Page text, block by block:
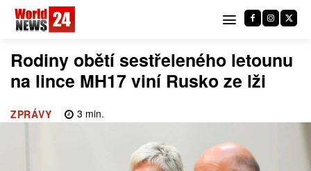
Rodiny obětí sestřeleného letounu
na lince MH17 viní Rusko ze lži
ZPRÁVY 3 min.